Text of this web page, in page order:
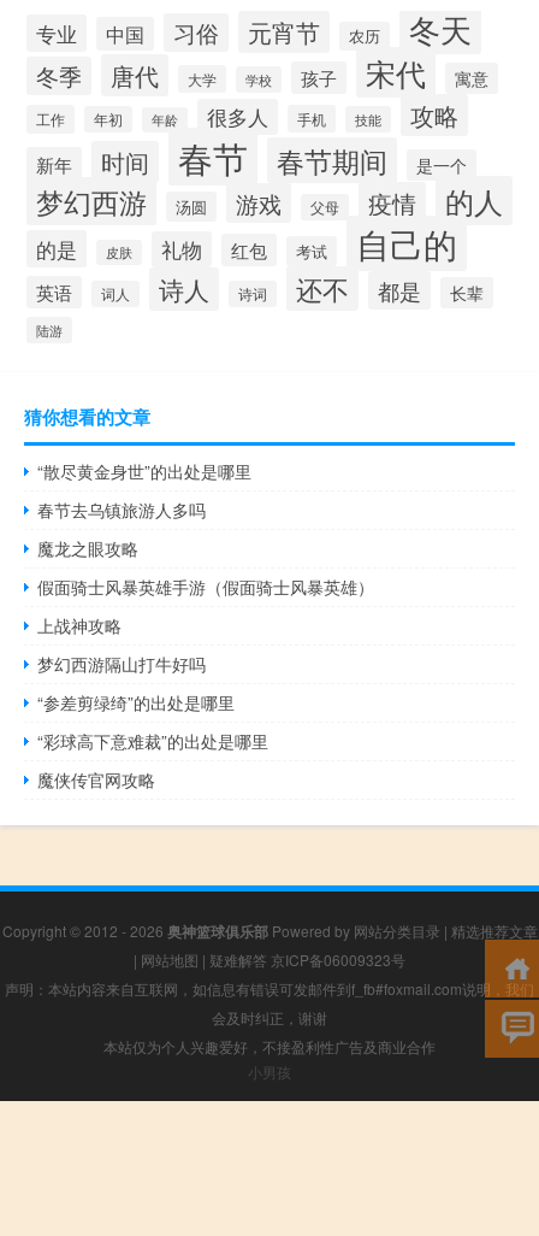
专业 中国 习俗 元宵节 农历 冬天
冬季 唐代 大学 学校 孩子 宋代 寓意
工作 年初 年龄 很多人 手机 技能 攻略
新年 时间 春节 春节期间 是一个
梦幻西游 汤圆 游戏 父母 疫情 的人
的是 皮肤 礼物 红包 考试 自己的
英语 词人 诗人 诗词 还不 都是 长辈
陆游
猜你想看的文章
“散尽黄金身世”的出处是哪里
春节去乌镇旅游人多吗
魔龙之眼攻略
假面骑士风暴英雄手游（假面骑士风暴英雄）
上战神攻略
梦幻西游隔山打牛好吗
“参差剪绿绮”的出处是哪里
“彩球高下意难裁”的出处是哪里
魔侠传官网攻略
Copyright © 2012 - 2026 奥神篮球俱乐部Powered by 网站分类目录 | 精选推荐文章
| 网站地图 | 疑难解答 京ICP备06009323号
声明：本站内容来自互联网，如信息有错误可发邮件到f_fb#foxmail.com说明，我们
会及时纠正，谢谢
本站仅为个人兴趣爱好，不接盈利性广告及商业合作
小男孩